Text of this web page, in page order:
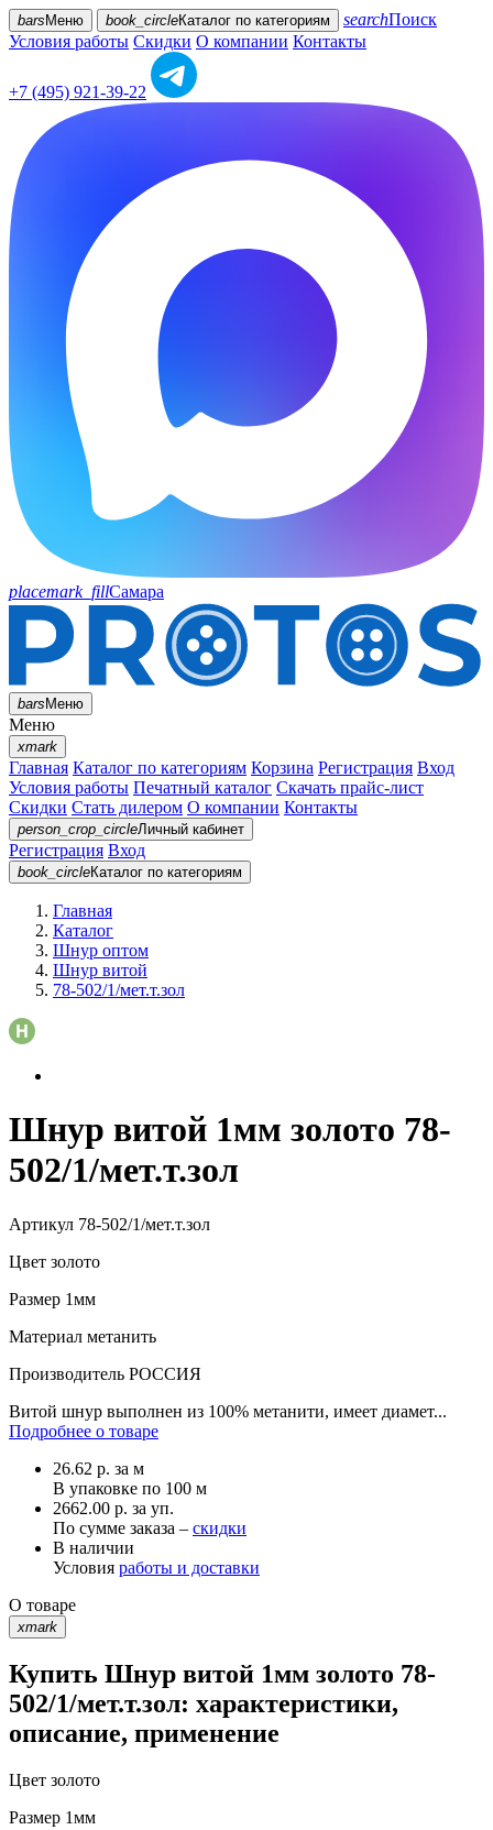
bars Меню book_circleКаталог по категориям searchПоиск
Условия работы Скидки О компании Контакты
+7 (495) 921-39-22
placemark_fillСамара
barsМеню
Меню
xmark
Главная Каталог по категориям Корзина Регистрация Вход
Условия работы Печатный каталог Скачать прайс-лист
Скидки Стать дилером О компании Контакты
person_crop_circleЛичный кабинет
Регистрация Вход
book_circleКаталог по категориям
Главная
Каталог
Шнур оптом
Шнур витой
78-502/1/мет.т.зол
Шнур витой 1мм золото 78-
502/1/мет.т.зол
Артикул 78-502/1/мет.т.зол
Цвет золото
Размер 1мм
Материал метанить
Производитель РОССИЯ
Витой шнур выполнен из 100% метанити, имеет диамет...
Подробнее о товаре
26.62 р. за м
В упаковке по 100 м
2662.00 р. за уп.
По сумме заказа – скидки
В наличии
Условия работы и доставки
О товаре
xmark
Купить Шнур витой 1мм золото 78-
502/1/мет.т.зол: характеристики,
описание, применение
Цвет золото
Размер 1мм